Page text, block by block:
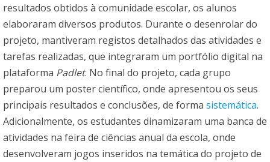
resultados obtidos à comunidade escolar, os alunos
elaboraram diversos produtos. Durante o desenrolar do
projeto, mantiveram registos detalhados das atividades e
tarefas realizadas, que integraram um portfólio digital na
plataforma Padlet. No final do projeto, cada grupo
preparou um poster científico, onde apresentou os seus
principais resultados e conclusões, de forma sistemática.
Adicionalmente, os estudantes dinamizaram uma banca de
atividades na feira de ciências anual da escola, onde
desenvolveram jogos inseridos na temática do projeto de